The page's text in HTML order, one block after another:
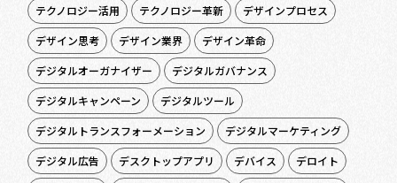
テクノロジー活用
テクノロジー革新
デザインプロセス
デザイン思考
デザイン業界
デザイン革命
デジタルオーガナイザー
デジタルガバナンス
デジタルキャンペーン
デジタルツール
デジタルトランスフォーメーション
デジタルマーケティング
デジタル広告
デスクトップアプリ デバイス
デロイト